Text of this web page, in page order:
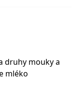
druhy mouky a
mléko